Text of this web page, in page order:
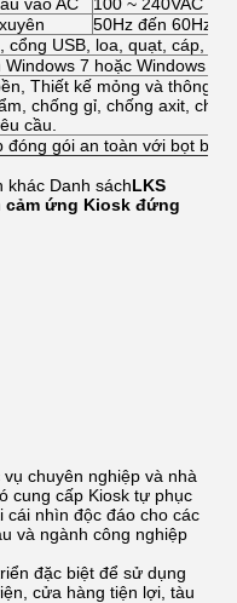
50Hz đến 60Hz
cổng USB, loa, quạt, cáp, ốc
Windows 7 hoặc Windows
Thiết kế mỏng và thông
chống gỉ, chống axit,
cầu.
đóng gói an toàn với bọt
khác Danh sáchLKS
ứng Kiosk đứng
chuyên nghiệp và nhà
cung cấp Kiosk tự phục
cái nhìn độc đáo cho các
và ngành công nghiệp
đặc biệt để sử dụng
cửa hàng tiện lợi, tàu